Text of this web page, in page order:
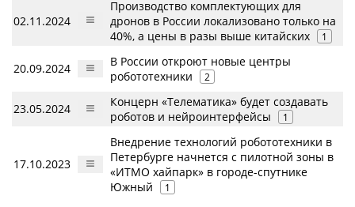
02.11.2024
Производство комплектующих для
дронов в России локализовано только на
40%, а цены в разы выше китайских
1
20.09.2024
В России откроют новые центры
робототехники
2
23.05.2024
Концерн «Телематика» будет создавать
роботов и нейроинтерфейсы
1
17.10.2023
Внедрение технологий робототехники в
Петербурге начнется с пилотной зоны в
«ИТМО хайпарк» в городе-спутнике
Южный
1